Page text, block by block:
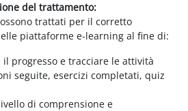
del trattamento:
trattati per il corretto
piattaforme e-learning al fine di:
progresso e tracciare le attività
seguite, esercizi completati, quiz
di comprensione e